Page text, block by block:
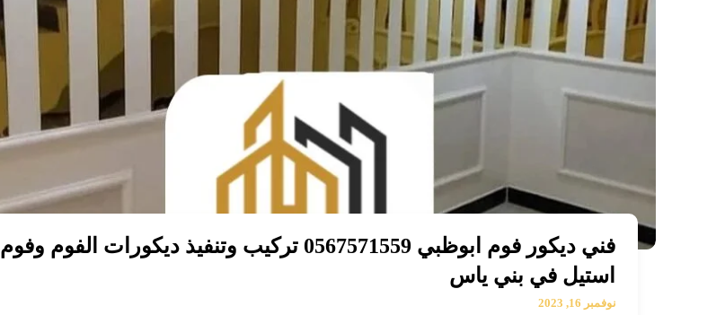
فني ديكور فوم ابوظبي 0567571559 تركيب وتنفيذ ديكورات الفوم وفوم
استيل في بني ياس
نوفمبر 16, 2023